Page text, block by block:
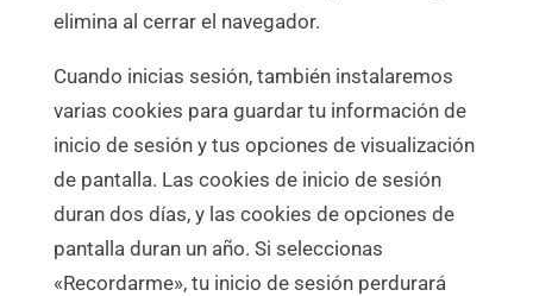
elimina al cerrar el navegador.
Cuando inicias sesión, también instalaremos
varias cookies para guardar tu información de
inicio de sesión y tus opciones de visualización
de pantalla. Las cookies de inicio de sesión
duran dos días, y las cookies de opciones de
pantalla duran un año. Si seleccionas
«Recordarme», tu inicio de sesión perdurará